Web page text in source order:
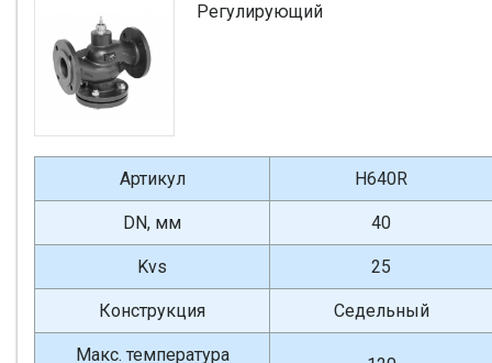
Регулирующий
Артикул H640R
DN, мм 40
Kvs 25
Конструкция Седельный
Макс. температура